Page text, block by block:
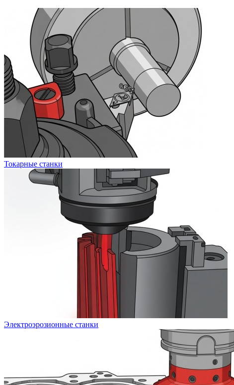
Токарные станки
Электроэрозионные станки